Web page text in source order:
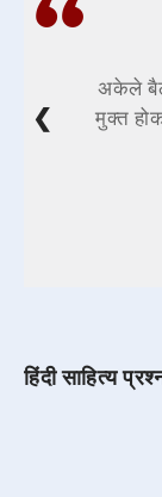
अकेले
मुक्त
❮
हिंदी साहित्य